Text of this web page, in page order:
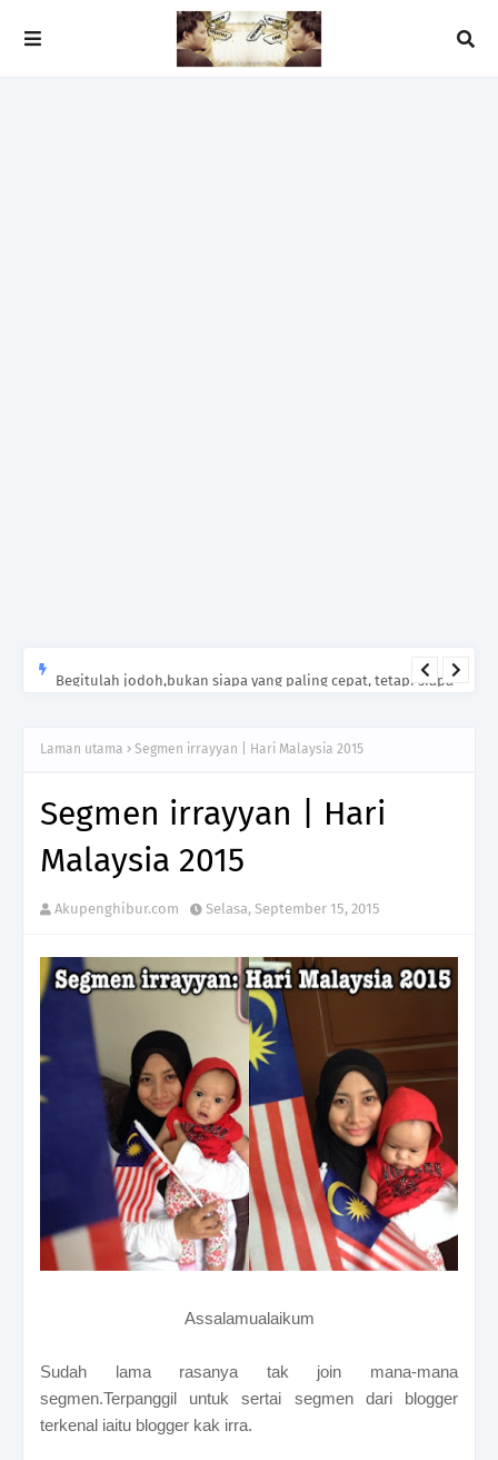
Begitulah jodoh,bukan siapa yang paling cepat, tetapi siapa
Laman utama Segmen irrayyan | Hari Malaysia 2015
Segmen irrayyan | Hari
Malaysia 2015
Akupenghibur.com Selasa, September 15, 2015
Assalamualaikum
Sudah lama rasanya tak join mana-mana
segmen.Terpanggil untuk sertai segmen dari blogger
terkenal iaitu blogger kak irra.